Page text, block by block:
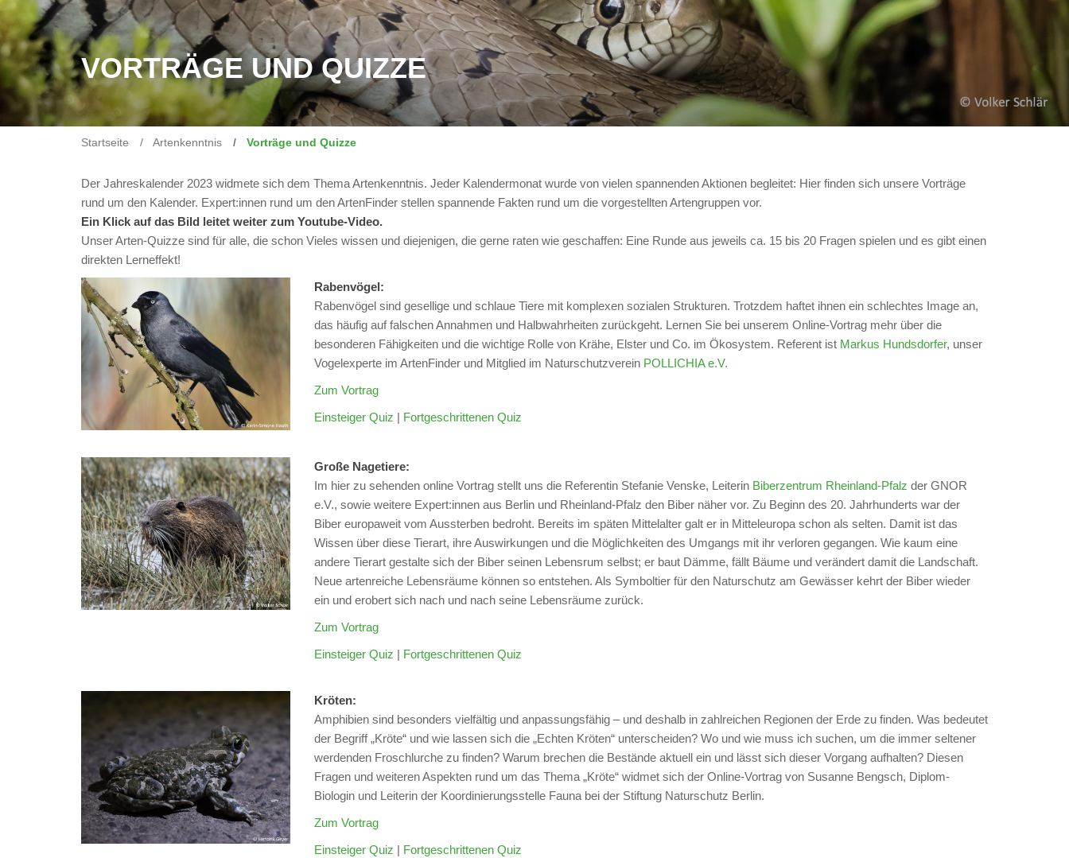
VORTRÄGE UND QUIZZE
Startseite Artenkenntnis Vorträge und Quizze
Der Jahreskalender 2023 widmete sich dem Thema Artenkenntnis. Jeder Kalendermonat wurde von vielen spannenden Aktionen begleitet: Hier finden sich unsere Vorträge
rund um den Kalender. Expert:innen rund um den ArtenFinder stellen spannende Fakten rund um die vorgestellten Artengruppen vor.
Ein Klick auf das Bild leitet weiter zum Youtube-Video.
Unser Arten-Quizze sind für alle, die schon Vieles wissen und diejenigen, die gerne raten wie geschaffen: Eine Runde aus jeweils ca. 15 bis 20 Fragen spielen und es gibt einen
direkten Lerneffekt!
Rabenvögel:
Rabenvögel sind gesellige und schlaue Tiere mit komplexen sozialen Strukturen. Trotzdem haftet ihnen ein schlechtes Image an,
das häufig auf falschen Annahmen und Halbwahrheiten zurückgeht. Lernen Sie bei unserem Online-Vortrag mehr über die
besonderen Fähigkeiten und die wichtige Rolle von Krähe, Elster und Co. im Ökosystem. Referent ist Markus Hundsdorfer, unser
Vogelexperte im ArtenFinder und Mitglied im Naturschutzverein POLLICHIA e.V.
Zum Vortrag
Einsteiger Quiz | Fortgeschrittenen Quiz
Große Nagetiere:
Im hier zu sehenden online Vortrag stellt uns die Referentin Stefanie Venske, Leiterin Biberzentrum Rheinland-Pfalz der GNOR
e.V., sowie weitere Expert:innen aus Berlin und Rheinland-Pfalz den Biber näher vor. Zu Beginn des 20. Jahrhunderts war der
Biber europaweit vom Aussterben bedroht. Bereits im späten Mittelalter galt er in Mitteleuropa schon als selten. Damit ist das
Wissen über diese Tierart, ihre Auswirkungen und die Möglichkeiten des Umgangs mit ihr verloren gegangen. Wie kaum eine
andere Tierart gestalte sich der Biber seinen Lebensrum selbst; er baut Dämme, fällt Bäume und verändert damit die Landschaft.
Neue artenreiche Lebensräume können so entstehen. Als Symboltier für den Naturschutz am Gewässer kehrt der Biber wieder
ein und erobert sich nach und nach seine Lebensräume zurück.
Zum Vortrag
Einsteiger Quiz | Fortgeschrittenen Quiz
Kröten:
Amphibien sind besonders vielfältig und anpassungsfähig – und deshalb in zahlreichen Regionen der Erde zu finden. Was bedeutet
der Begriff „Kröte“ und wie lassen sich die „Echten Kröten“ unterscheiden? Wo und wie muss ich suchen, um die immer seltener
werdenden Froschlurche zu finden? Warum brechen die Bestände aktuell ein und lässt sich dieser Vorgang aufhalten? Diesen
Fragen und weiteren Aspekten rund um das Thema „Kröte“ widmet sich der Online-Vortrag von Susanne Bengsch, Diplom-
Biologin und Leiterin der Koordinierungsstelle Fauna bei der Stiftung Naturschutz Berlin.
Zum Vortrag
Einsteiger Quiz | Fortgeschrittenen Quiz